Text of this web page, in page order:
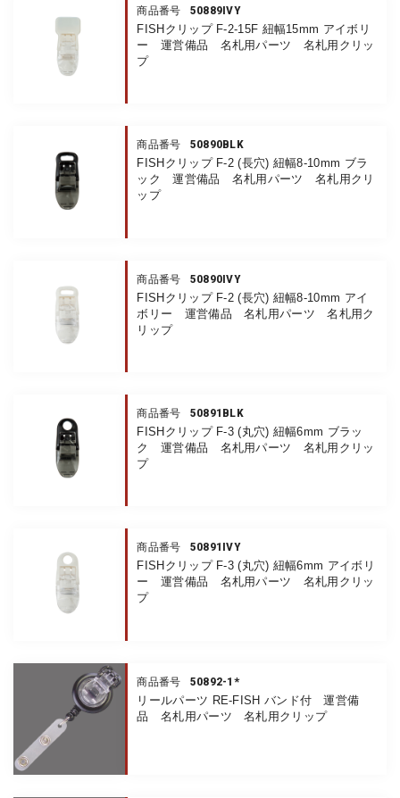
商品番号 50889IVY
FISHクリップ F-2-15F 紐幅15mm アイボリ
ー 運営備品 名札用パーツ 名札用クリッ
プ
商品番号 50890BLK
FISHクリップ F-2 (長穴) 紐幅8-10mm ブラ
ック 運営備品 名札用パーツ 名札用クリ
ップ
商品番号 50890IVY
FISHクリップ F-2 (長穴) 紐幅8-10mm アイ
ボリー 運営備品 名札用パーツ 名札用ク
リップ
商品番号 50891BLK
FISHクリップ F-3 (丸穴) 紐幅6mm ブラッ
ク 運営備品 名札用パーツ 名札用クリッ
プ
商品番号 50891IVY
FISHクリップ F-3 (丸穴) 紐幅6mm アイボリ
ー 運営備品 名札用パーツ 名札用クリッ
プ
商品番号 50892-1*
リールパーツ RE-FISH バンド付 運営備
品 名札用パーツ 名札用クリップ